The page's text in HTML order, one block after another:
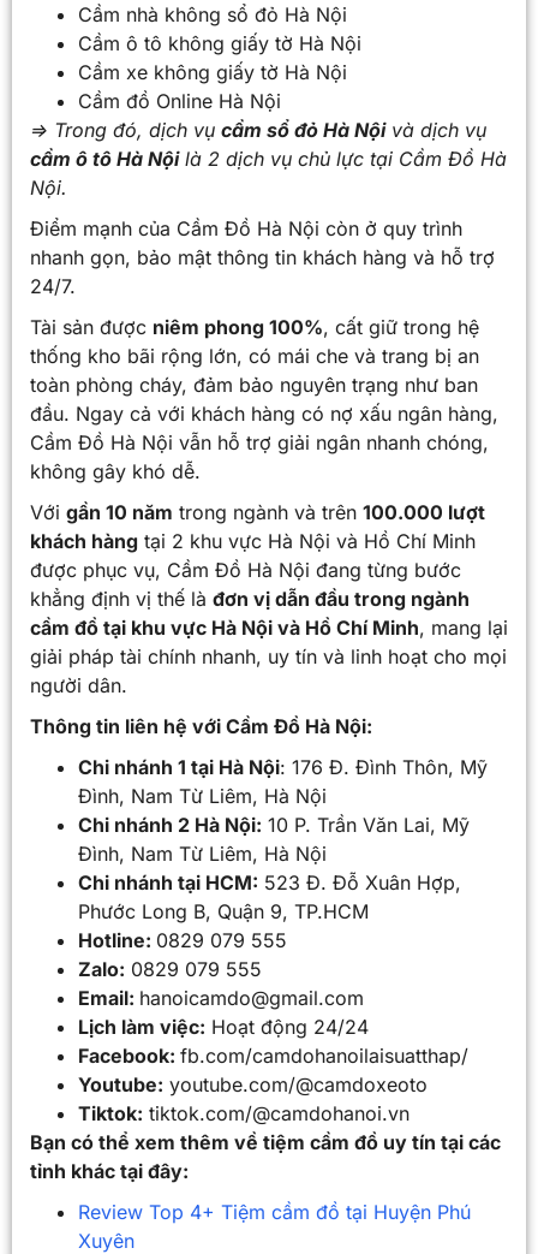
Cầm nhà không sổ đỏ Hà Nội
Cầm ô tô không giấy tờ Hà Nội
Cầm xe không giấy tờ Hà Nội
Cầm đồ Online Hà Nội
=> Trong đó, dịch vụ cầm sổ đỏ Hà Nộivà dịch vụ
cầm ô tô Hà Nộilà 2 dịch vụ chủ lực tại Cầm Đồ Hà
Nội.
Điểm mạnh của Cầm Đồ Hà Nội còn ở quy trình
nhanh gọn, bảo mật thông tin khách hàng và hỗ trợ
24/7.
Tài sản được niêm phong 100%, cất giữ trong hệ
thống kho bãi rộng lớn, có mái che và trang bị an
toàn phòng cháy, đảm bảo nguyên trạng như ban
đầu. Ngay cả với khách hàng có nợ xấu ngân hàng,
Cầm Đồ Hà Nội vẫn hỗ trợ giải ngân nhanh chóng,
không gây khó dễ.
Với gần 10 năm trong ngành và trên 100.000 lượt
khách hàng tại 2 khu vực Hà Nội và Hồ Chí Minh
được phục vụ, Cầm Đồ Hà Nội đang từng bước
khẳng định vị thế là đơn vị dẫn đầu trong ngành
cầm đồ tại khu vực Hà Nội và Hồ Chí Minh, mang lại
giải pháp tài chính nhanh, uy tín và linh hoạt cho mọi
người dân.
Thông tin liên hệ với Cầm Đồ Hà Nội:
Chi nhánh 1 tại Hà Nội: 176 Đ. Đình Thôn, Mỹ
Đình, Nam Từ Liêm, Hà Nội
Chi nhánh 2 Hà Nội: 10 P. Trần Văn Lai, Mỹ
Đình, Nam Từ Liêm, Hà Nội
Chi nhánh tại HCM: 523 Đ. Đỗ Xuân Hợp,
Phước Long B, Quận 9, TP.HCM
Hotline: 0829 079 555
Zalo: 0829 079 555
Email: hanoicamdo@gmail.com
Lịch làm việc: Hoạt động 24/24
Facebook: fb.com/camdohanoilaisuatthap/
Youtube: youtube.com/@camdoxeoto
Tiktok: tiktok.com/@camdohanoi.vn
Bạn có thể xem thêm về tiệm cầm đồ uy tín tại các
tỉnh khác tại đây:
Review Top 4+ Tiệm cầm đồ tại Huyện Phú
Xuyên